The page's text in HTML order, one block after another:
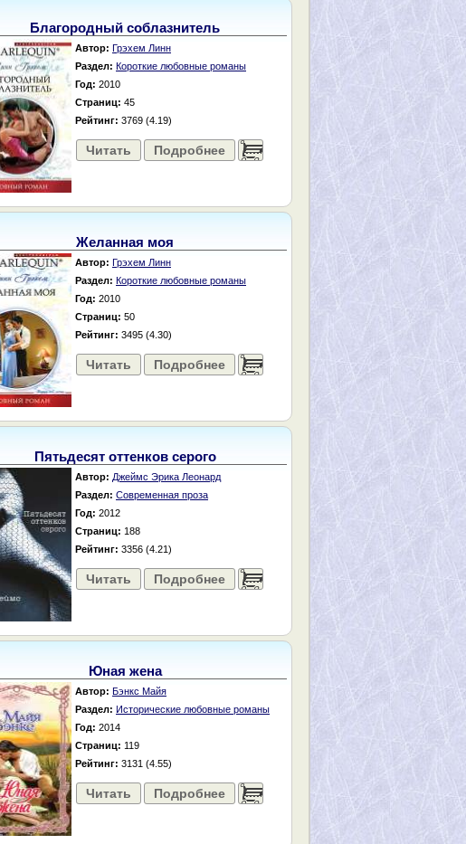
Благородный соблазнитель
Автор: Грэхем Линн
Раздел: Короткие любовные романы
Год: 2010
Страниц: 45
Рейтинг: 3769 (4.19)
Читать Подробнее ......
Желанная моя
Автор: Грэхем Линн
Раздел: Короткие любовные романы
Год: 2010
Страниц: 50
Рейтинг: 3495 (4.30)
Читать Подробнее ......
Пятьдесят оттенков серого
Автор: Джеймс Эрика Леонард
Раздел: Современная проза
Год: 2012
Страниц: 188
Рейтинг: 3356 (4.21)
Читать Подробнее ......
Юная жена
Автор: Бэнкс Майя
Раздел: Исторические любовные романы
Год: 2014
Страниц: 119
Рейтинг: 3131 (4.55)
Читать Подробнее ......